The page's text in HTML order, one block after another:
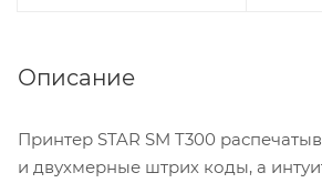
Описание
Принтер STAR SM T300
и двухмерные штрих коды, а